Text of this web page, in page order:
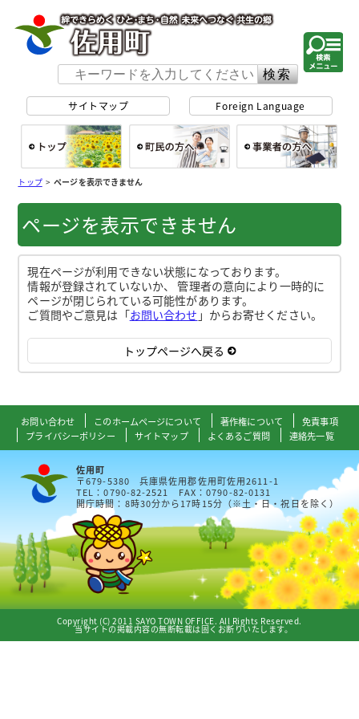
サイトマップ Foreign Language
総合トップ
トップ>ページを表示できません
ページを表示できません
現在ページが利用できない状態になっております。
情報が登録されていないか、 管理者の意向により一時的に
ページが閉じられている可能性があります。
ご質問やご意見は「お問い合わせ 」からお寄せください。
トップページへ戻る
お問い合わせ このホームページについて 著作権について
免責事項
プライバシーポリシー
サイトマップ よくあるご質問 連絡先一覧
佐用町
〒679-5380 兵庫県佐用郡佐用町佐用2611-1
TEL：0790-82-2521 FAX：0790-82-0131
開庁時間：8時30分から17時15分（※土・日・祝日を除く）
Copyright (C) 2011 SAYO TOWN OFFICE. All Rights Reserved.
当サイトの掲載内容の無断転載は固くお断りいたします。